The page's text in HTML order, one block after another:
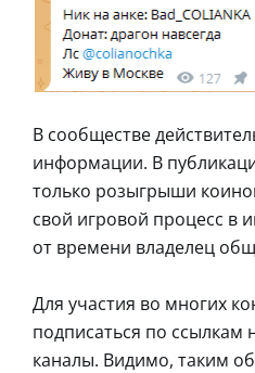
В сообществе
информации. В
только розыгрыши
свой игровой процесс в
от времени владелец
Для участия во многих
подписаться по ссылкам
каналы. Видимо, таким